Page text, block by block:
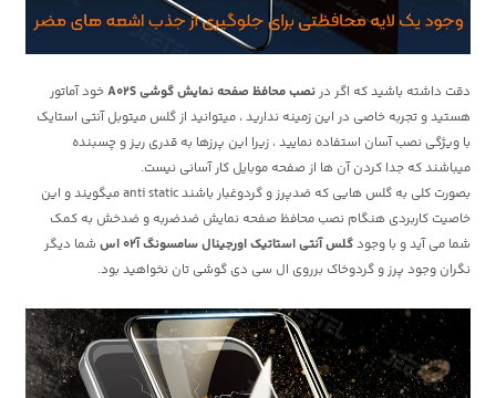
دقت داشته باشید که اگر درنصب محافظ صفحه نمایش گوشی A02S
خود آماتور
هستید و تجربه خاصی در این زمینه ندارید ، میتوانید از گلس میتوبل آنتی استایک
با ویژگی نصب آسان استفاده نمایید ، زیرا این پرزها به قدری ریز و چسبنده
میباشند که جدا کردن آن ها از صفحه موبایل کار آسانی نیست.
بصورت کلی به گلس هایی که ضدپرز و گردوغبار باشند anti static میگویند و این
خاصیت کاربردی هنگام نصب محافظ صفحه نمایش ضدضربه و ضدخش به کمک
شما می آید و با وجودگلس آنتی استاتیک اورجینال سامسونگ آ02 اس
شما دیگر
نگران وجود پرز و گردوخاک برروی ال سی دی گوشی تان نخواهید بود.